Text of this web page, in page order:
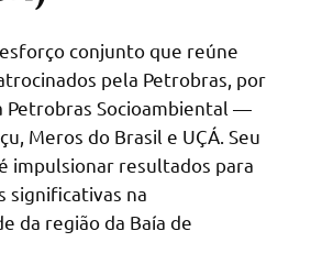
esforço conjunto que reúne
pela Petrobras, por
Petrobras Socioambiental —
Meros do Brasil e UÇÁ. Seu
impulsionar resultados para
significativas na
da região da Baía de